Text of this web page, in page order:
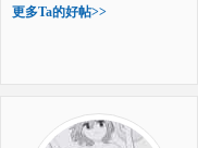
更多Ta的好帖>>